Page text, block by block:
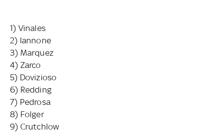
1) Vinales
2) Iannone
3) Marquez
4) Zarco
5) Dovizioso
6) Redding
7) Pedrosa
8) Folger
9) Crutchlow